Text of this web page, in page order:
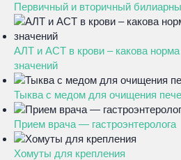
Первичный и вторичный
АЛТ и АСТ в крови – какова
значений
Тыква с медом для очищения
Прием врача — гастроэнтеролога
Хомуты для крепления